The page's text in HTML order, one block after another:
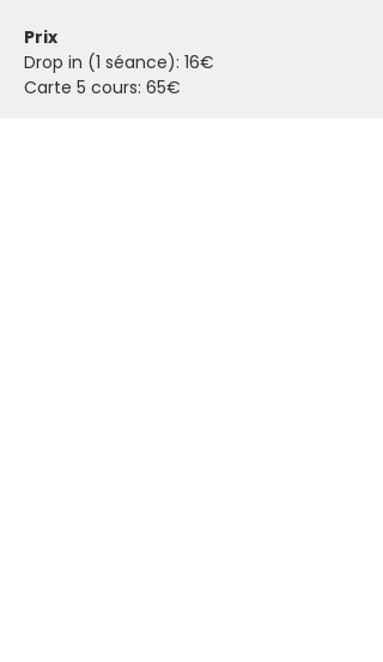
Prix
Drop in (1 séance): 16€
Carte 5 cours: 65€